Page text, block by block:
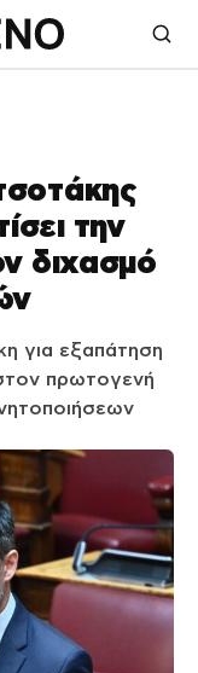
την
διχασμό
για εξαπάτηση
πρωτογενή